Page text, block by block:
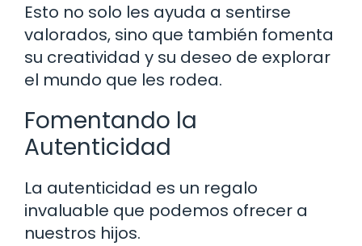
Esto no solo les ayuda a sentirse
valorados, sino que también fomenta
su creatividad y su deseo de explorar
el mundo que les rodea.
Fomentando la
Autenticidad
La autenticidad es un regalo
invaluable que podemos ofrecer a
nuestros hijos.